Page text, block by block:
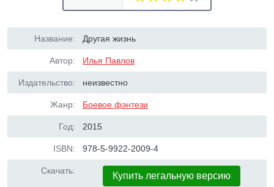
Название: Другая жизнь
Автор: Илья Павлов
Издательство: неизвестно
Жанр: Боевое фэнтези
Год: 2015
ISBN: 978-5-9922-2009-4
Скачать: Купить легальную версию